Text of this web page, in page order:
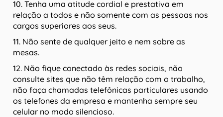
10. Tenha uma atitude cordial e prestativa em
relação a todos e não somente com as pessoas nos
cargos superiores aos seus.
11. Não sente de qualquer jeito e nem sobre as
mesas.
12. Não fique conectado às redes sociais, não
consulte sites que não têm relação com o trabalho,
não faça chamadas telefônicas particulares usando
os telefones da empresa e mantenha sempre seu
celular no modo silencioso.